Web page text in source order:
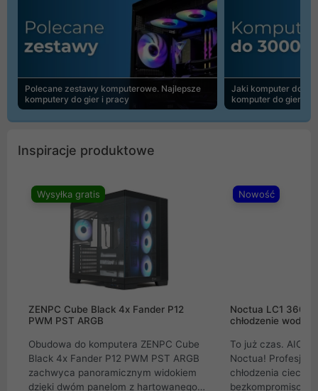
Polecane zestawy komputerowe. Najlepsze
komputery do gier i pracy
Jaki komputer do
komputer do gier |
Inspiracje produktowe
Wysyłka gratis
ZENPC Cube Black 4x Fander P12
PWM PST ARGB
Obudowa do komputera ZENPC Cube
Black 4x Fander P12 PWM PST ARGB
zachwyca panoramicznym widokiem
dzięki dwóm panelom z hartowanego
Nowość
Noctua LC1
chłodzenie wodne
To już czas. AIO
Noctua!
chłodzenia cieczą